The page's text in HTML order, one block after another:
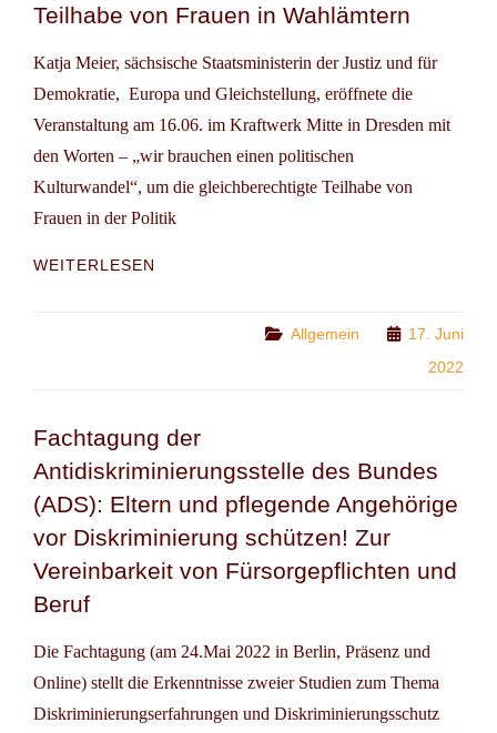
Teilhabe von Frauen in Wahlämtern
Katja Meier, sächsische Staatsministerin der Justiz und für
Demokratie, Europa und Gleichstellung, eröffnete die
Veranstaltung am 16.06. im Kraftwerk Mitte in Dresden mit
den Worten – „wir brauchen einen politischen
Kulturwandel“, um die gleichberechtigte Teilhabe von
Frauen in der Politik
WEITERLESEN
RAUEN I
N W
AHLÄMTERN
Categories
Allgemein
17. Juni
2022
Fachtagung der
Antidiskriminierungsstelle des Bundes
(ADS): Eltern und pflegende Angehörige
vor Diskriminierung schützen! Zur
Vereinbarkeit von Fürsorgepflichten und
Beruf
Die Fachtagung (am 24.Mai 2022 in Berlin, Präsenz und
Online) stellt die Erkenntnisse zweier Studien zum Thema
Diskriminierungserfahrungen und Diskriminierungsschutz